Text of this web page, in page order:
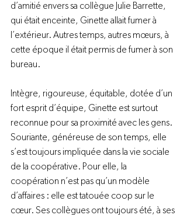
d’amitié envers sa collègue Julie Barrette,
qui était enceinte, Ginette allait fumer à
l’extérieur. Autres temps, autres mœurs, à
cette époque il était permis de fumer à son
bureau.
Intègre, rigoureuse, équitable, dotée d’un
fort esprit d’équipe, Ginette est surtout
reconnue pour sa proximité avec les gens.
Souriante, généreuse de son temps, elle
s’est toujours impliquée dans la vie sociale
de la coopérative. Pour elle, la
coopération n’est pas qu’un modèle
d’affaires : elle est tatouée coop sur le
cœur. Ses collègues ont toujours été, à ses